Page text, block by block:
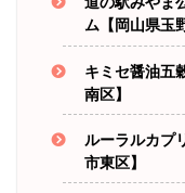
ム【岡山県玉
キミセ醤油五
南区】
ルーラルカプ
市東区】